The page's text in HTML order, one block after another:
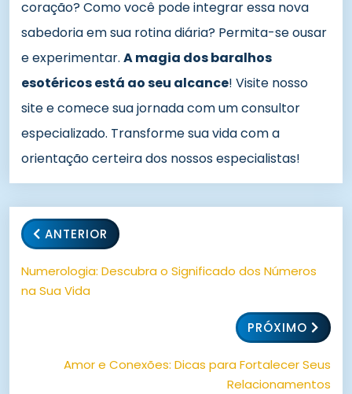
coração? Como você pode integrar essa nova
sabedoria em sua rotina diária? Permita-se ousar
e experimentar. A magia dos baralhos
esotéricos está ao seu alcance! Visite nosso
site e comece sua jornada com um consultor
especializado. Transforme sua vida com a
orientação certeira dos nossos especialistas!
ANTERIOR
Numerologia: Descubra o Significado dos Números
na Sua Vida
PRÓXIMO
Amor e Conexões: Dicas para Fortalecer Seus
Relacionamentos